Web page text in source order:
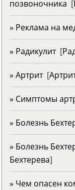
позвоночника [
» Реклама на
» Радикулит[
» Артрит[
» Симптомы
» Болезнь
» Болезнь
Бехтерева]
» Чем опасен